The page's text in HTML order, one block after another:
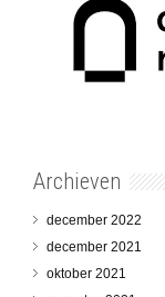
Archieven
december 2022
december 2021
oktober 2021